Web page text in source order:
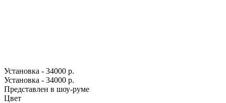
Установка - 34000 р.
Установка - 34000 р.
Представлен в шоу-руме
Цвет